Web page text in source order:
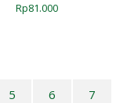
Rp81.000
5 6
7